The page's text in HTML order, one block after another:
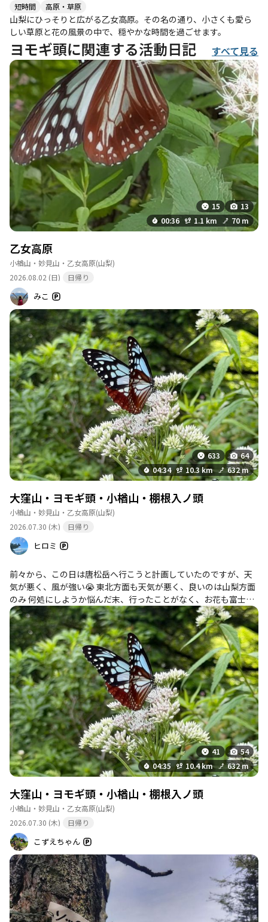
短時間 高原・草原
山梨にひっそりと広がる乙女高原。その名の通り、小さくも愛ら
しい草原と花の風景の中で、穏やかな時間を過ごせます。
ヨモギ頭に関連する活動日記 すべて見る
15
13
00:36
1.1 km 70 m
乙女高原
小楢山・妙見山・乙女高原(山梨)
2026.08.02 (日)
日帰り
みこ
633
64
04:34
10.3 km 632 m
大窪山・ヨモギ頭・小楢山・棚根入ノ頭
小楢山・妙見山・乙女高原(山梨)
2026.07.30 (木)
日帰り
ヒロミ
前々から、この日は唐松岳へ行こうと計画していたのですが、天
気が悪く、風が強い😭 東北方面も天気が悪く、良いのは山梨方面
のみ 何処にしようか悩んだ末、行ったことがなく、お花も富士山
も見れる、乙女高原&小楢山へ行くことにしました。 標高1500ｍ
以上だと、駐車場着いた時点涼しい😊 歩いていても、心地よい
風があって、気持ち良く歩くことが出来ました。 乙女高原は沢山
のお花が咲いていて、つい、写真を沢山と撮ってしまいました。
ヨモギ頭手前展望と小楢山、両方で富士山を見ることが出来て、
お花、アサギマダラ、ハチ、トンボと色々楽しめて、大満足しま
した💕💕
41
54
04:35
10.4 km 632 m
大窪山・ヨモギ頭・小楢山・棚根入ノ頭
小楢山・妙見山・乙女高原(山梨)
2026.07.30 (木)
日帰り
こずえちゃん